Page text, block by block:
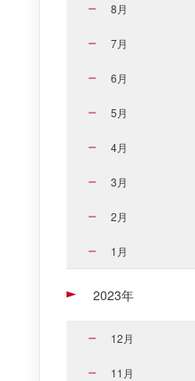
8月
7月
6月
5月
4月
3月
2月
1月
2023年
12月
11月